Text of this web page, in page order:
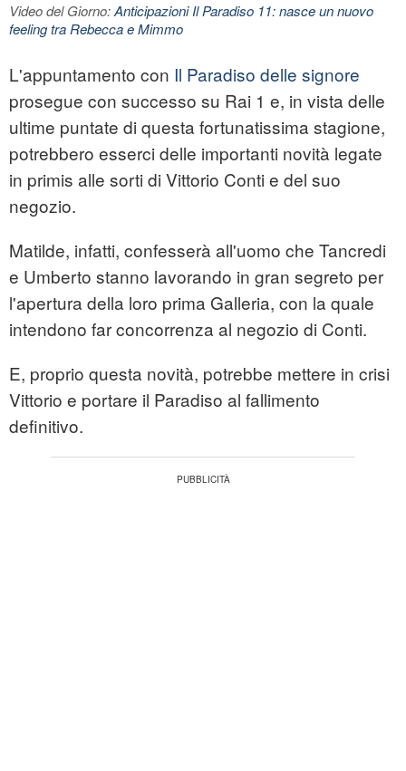
Video del Giorno:Anticipazioni Il Paradiso 11: nasce un nuovo
feeling tra Rebecca e Mimmo
L'appuntamento con Il Paradiso delle signore
prosegue con successo su Rai 1 e, in vista delle
ultime puntate di questa fortunatissima stagione,
potrebbero esserci delle importanti novità legate
in primis alle sorti di Vittorio Conti e del suo
negozio.
Matilde, infatti, confesserà all'uomo che Tancredi
e Umberto stanno lavorando in gran segreto per
l'apertura della loro prima Galleria, con la quale
intendono far concorrenza al negozio di Conti.
E, proprio questa novità, potrebbe mettere in crisi
Vittorio e portare il Paradiso al fallimento
definitivo.